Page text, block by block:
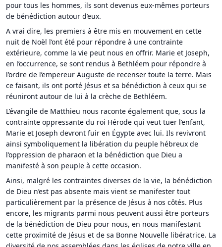
pour tous les hommes, ils sont devenus eux-mêmes porteurs
de bénédiction autour d’eux.
A vrai dire, les premiers à être mis en mouvement en cette
nuit de Noël l’ont été pour répondre à une contrainte
extérieure, comme la vie peut nous en offrir. Marie et Joseph,
en l’occurrence, se sont rendus à Bethléem pour répondre à
l’ordre de l’empereur Auguste de recenser toute la terre. Mais
ce faisant, ils ont porté Jésus et sa bénédiction à ceux qui se
réuniront autour de lui à la crèche de Bethléem.
L’évangile de Matthieu nous raconte également que, sous la
contrainte oppressante du roi Hérode qui veut tuer l’enfant,
Marie et Joseph devront fuir en Égypte avec lui. Ils revivront
ainsi symboliquement la libération du peuple hébreux de
l’oppression de pharaon et la bénédiction que Dieu a
manifesté à son peuple à cette occasion.
Ainsi, malgré les contraintes diverses de la vie, la bénédiction
de Dieu n’est pas absente mais vient se manifester tout
particulièrement par la présence de Jésus à nos côtés. Plus
encore, les migrants parmi nous peuvent aussi être porteurs
de la bénédiction de Dieu pour nous, en nous manifestant
cette proximité de Jésus et de sa Bonne Nouvelle libératrice. La